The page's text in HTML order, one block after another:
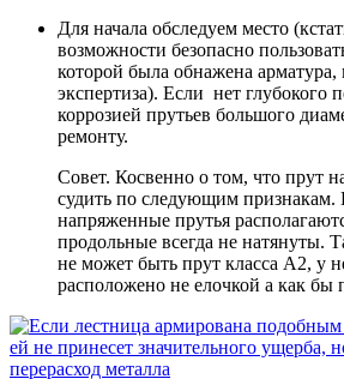
Для начала обследуем место
возможности безопасно
которой была обнажена арматура,
экспертиза). Если нет глубокого
коррозией прутьев большого
ремонту.
Совет. Косвенно о том, что прут
судить по следующим признакам.
напряженные прутья
продольные всегда не натянуты.
не может быть прут класса А2, у
расположено не елочкой а как бы